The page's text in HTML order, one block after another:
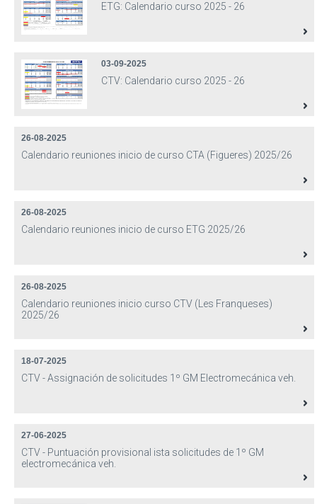
ETG: Calendario curso 2025 - 26
03-09-2025
CTV: Calendario curso 2025 - 26
26-08-2025
Calendario reuniones inicio de curso CTA (Figueres) 2025/26
26-08-2025
Calendario reuniones inicio de curso ETG 2025/26
26-08-2025
Calendario reuniones inicio curso CTV (Les Franqueses)
2025/26
18-07-2025
CTV - Assignación de solicitudes 1º GM Electromecánica veh.
27-06-2025
CTV - Puntuación provisional ista solicitudes de 1º GM
electromecánica veh.